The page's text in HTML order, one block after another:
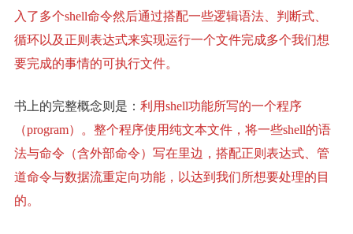
入了多个shell命令然后通过搭配一些逻辑语法、判断式、
循环以及正则表达式来实现运行一个文件完成多个我们想
要完成的事情的可执行文件。
书上的完整概念则是： 利用shell功能所写的一个程序
（program）。整个程序使用纯文本文件，将一些shell的语
法与命令（含外部命令）写在里边，搭配正则表达式、管
道命令与数据流重定向功能，以达到我们所想要处理的目
的。